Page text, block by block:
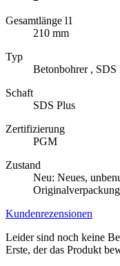
Gesamtlänge l1
210 mm
Typ
Betonbohrer , SDS
Schaft
SDS Plus
Zertifizierung
PGM
Zustand
Neu: Neues,
Originalverpackung
Kundenrezensionen
Leider sind noch keine
Erste, der das Produkt